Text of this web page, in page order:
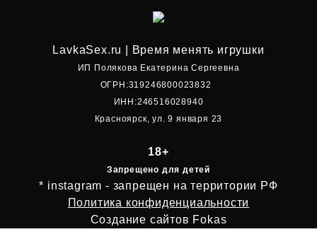
LavkaSex.ru | Время менять игрушки
ИП Полякова Екатерина Сергеевна
ОГРН:319246800023832
ИНН:246516028940
Красноярск, ул. 9 января 23
18+
Запрещено для детей
* instagram - запрещен на территории РФ
Политика конфиденциальности
Создание сайтов Fokas